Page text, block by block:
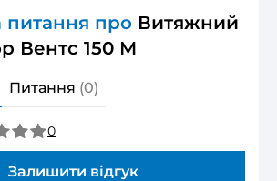
питання про Витяжний
Вентс 150 М
Питання (0)
0
Залишити відгук